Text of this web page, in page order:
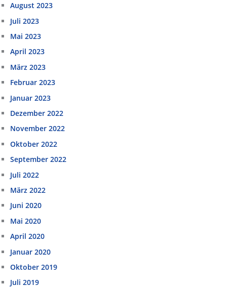
August 2023
Juli 2023
Mai 2023
April 2023
März 2023
Februar 2023
Januar 2023
Dezember 2022
November 2022
Oktober 2022
September 2022
Juli 2022
März 2022
Juni 2020
Mai 2020
April 2020
Januar 2020
Oktober 2019
Juli 2019